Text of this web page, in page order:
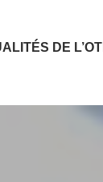
DE L’OTI